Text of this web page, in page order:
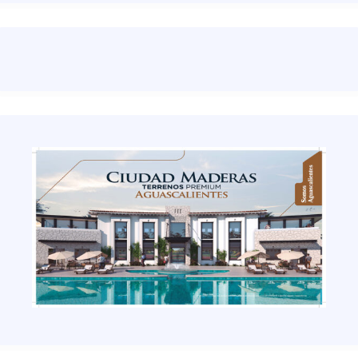
Entretenimiento
ESECTACULOS
Esoterismo
Espectáculos